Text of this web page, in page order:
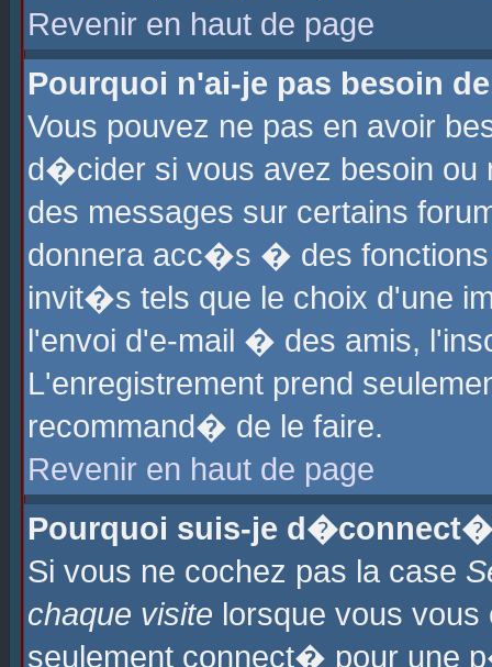
Revenir en haut de page
Pourquoi n'ai-je pas besoin
Vous pouvez ne pas en avoir
d�cider si vous avez besoin ou
des messages sur certains
donnera acc�s � des fonctions
invit�s tels que le choix d'une
l'envoi d'e-mail � des amis,
L'enregistrement prend
recommand� de le faire.
Revenir en haut de page
Pourquoi suis-je
Si vous ne cochez pas la case
chaque visite lorsque vous
seulement connect� pour une